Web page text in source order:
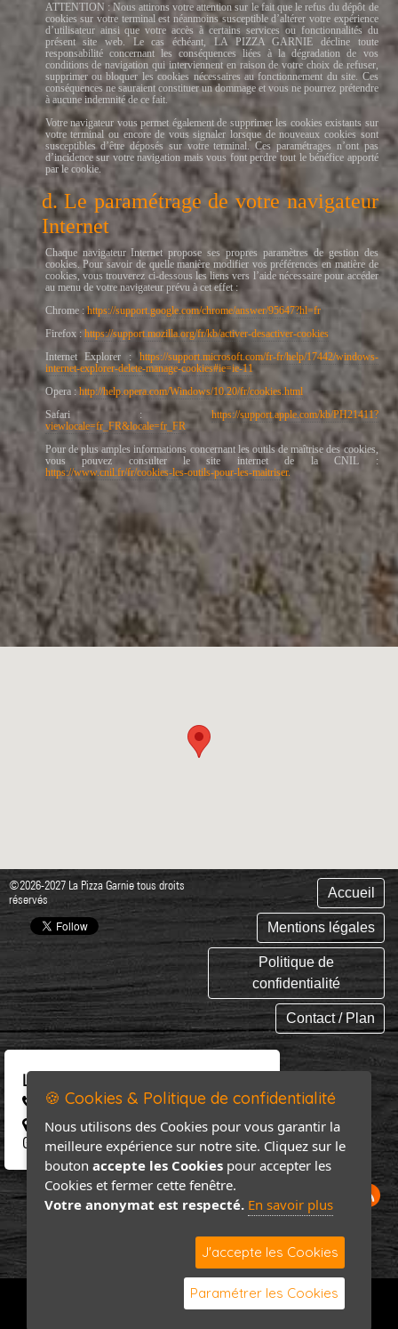
ATTENTION : Nous attirons votre attention sur le fait que le refus du dépôt de
cookies sur votre terminal est néanmoins susceptible d’altérer votre expérience
d’utilisateur ainsi que votre accès à certains services ou fonctionnalités du
présent site web. Le cas échéant, LA PIZZA GARNIE décline toute
responsabilité concernant les conséquences liées à la dégradation de vos
conditions de navigation qui interviennent en raison de votre choix de refuser,
supprimer ou bloquer les cookies nécessaires au fonctionnement du site. Ces
conséquences ne sauraient constituer un dommage et vous ne pourrez prétendre
à aucune indemnité de ce fait.
Votre navigateur vous permet également de supprimer les cookies existants sur
votre terminal ou encore de vous signaler lorsque de nouveaux cookies sont
susceptibles d’être déposés sur votre terminal. Ces paramétrages n’ont pas
d’incidence sur votre navigation mais vous font perdre tout le bénéfice apporté
par le cookie.
d. Le paramétrage de votre navigateur
Internet
Chaque navigateur Internet propose ses propres paramètres de gestion des
cookies. Pour savoir de quelle manière modifier vos préférences en matière de
cookies, vous trouverez ci-dessous les liens vers l’aide nécessaire pour accéder
au menu de votre navigateur prévu à cet effet :
Chrome :https://support.google.com/chrome/answer/95647?hl=fr
Firefox : https://support.mozilla.org/fr/kb/activer-desactiver-cookies
Internet Explorer : https://support.microsoft.com/fr-fr/help/17442/windows-
internet-explorer-delete-manage-cookies#ie=ie-11
Opera :http://help.opera.com/Windows/10.20/fr/cookies.html
Safari : https://support.apple.com/kb/PH21411?
viewlocale=fr_FR&locale=fr_FR
Pour de plus amples informations concernant les outils de maîtrise des cookies,
vous pouvez consulter le site internet de la CNIL :
https://www.cnil.fr/fr/cookies-les-outils-pour-les-maitriser.
©2026-2027 La Pizza Garnie tous droits
réservés
LA PIZZA GARNIE
06 58 03 31 51
810 route du rozel 50340 St Germain le
Gaillard
Accueil
Mentions légales
Politique de
confidentialité
Contact / Plan
🍪 Cookies & Politique de confidentialité
Nous utilisons des Cookies pour vous garantir la
meilleure expérience sur notre site. Cliquez sur le
bouton accepte les Cookies pour accepter les
Cookies et fermer cette fenêtre.
Votre anonymat est respecté. En savoir plus
J'accepte les Cookies
Paramétrer les Cookies